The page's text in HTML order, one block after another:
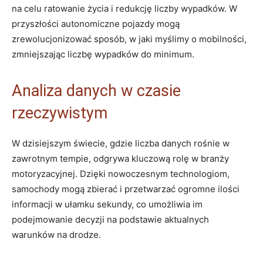
⁢na‌ celu ratowanie ⁣życia i redukcję ⁢liczby​ wypadków. W
przyszłości autonomiczne ⁣pojazdy mogą
zrewolucjonizować sposób, w jaki myślimy o ⁣mobilności,
⁢zmniejszając ‍liczbę wypadków do minimum.
Analiza danych ⁣w czasie
rzeczywistym
W dzisiejszym świecie, gdzie liczba ⁣danych rośnie w
zawrotnym tempie, odgrywa ⁣kluczową rolę ⁢w ⁣branży
‌motoryzacyjnej. Dzięki ‍nowoczesnym technologiom,
samochody mogą zbierać​ i ⁢przetwarzać ogromne ilości
‌informacji w ułamku sekundy, co umożliwia im
podejmowanie decyzji na podstawie ‌aktualnych
warunków‌ na drodze.